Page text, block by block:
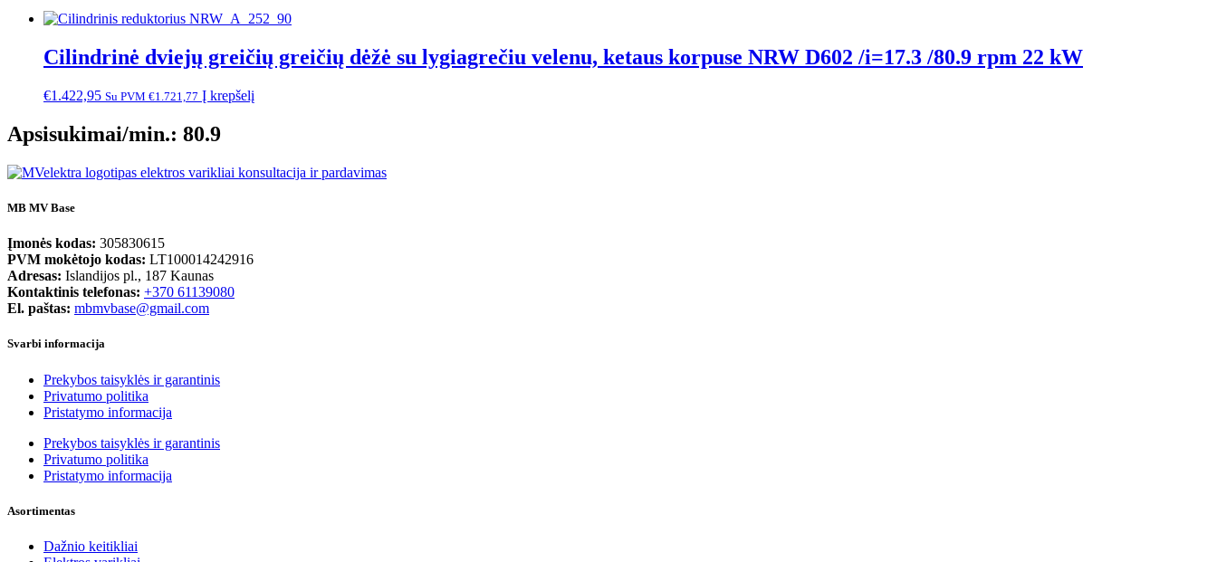
Cilindrinė dviejų greičių greičių dėžė su lygiagrečiu velenu, ketaus korpuse NRW D602 /i=17.3 /80.9 rpm 22 kW
€1.422,95 Su PVM €1.721,77 Į krepšelį
Apsisukimai/min.: 80.9
MB MV Base
Įmonės kodas: 305830615
PVM mokėtojo kodas: LT100014242916
Adresas: Islandijos pl., 187 Kaunas
Kontaktinis telefonas: +370 61139080
El. paštas: mbmvbase@gmail.com
Svarbi informacija
Prekybos taisyklės ir garantinis
Privatumo politika
Pristatymo informacija
Prekybos taisyklės ir garantinis
Privatumo politika
Pristatymo informacija
Asortimentas
Dažnio keitikliai